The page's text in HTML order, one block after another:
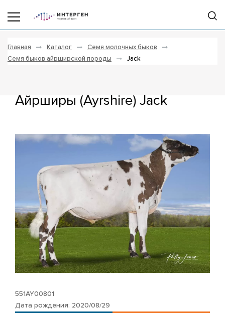
Главная Каталог
Семя молочных быков
Семя быков айрширской породы
Jack
Айрширы (Ayrshire) Jack
551AY00801
Дата рождения: 2020/08/29